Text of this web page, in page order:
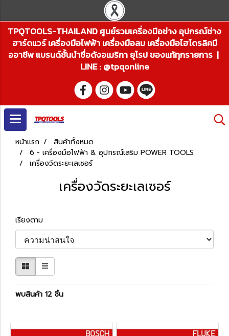
TPQTOOLS-THAILAND ศูนย์รวมเครื่องมือช่าง อุปกรณ์ช่าง
ฮาร์ดแวร์ เครื่องมือไฟฟ้า เครื่องมือลม เครื่องมือไฮโดรลิคมื
ออาชีพ แบรนด์ชั้นนำชื่อดังอเมริกา ยุโรป ของแท้ทุกรายการ |
LINE : @tpqonline
หน้าแรก
สินค้าทั้งหมด
6 - เครื่องมือไฟฟ้า & อุปกรณ์เสริม POWER TOOLS
เครื่องวัดระยะเลเซอร์
เครื่องวัดระยะเลเซอร์
เรียงตาม
พบสินค้า 12 ชิ้น